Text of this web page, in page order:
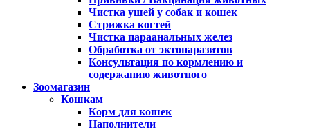
Чистка ушей у собак и кошек
Стрижка когтей
Чистка параанальных желез
Обработка от эктопаразитов
Консультация по кормлению и
содержанию животного
Зоомагазин
Кошкам
Корм для кошек
Наполнители